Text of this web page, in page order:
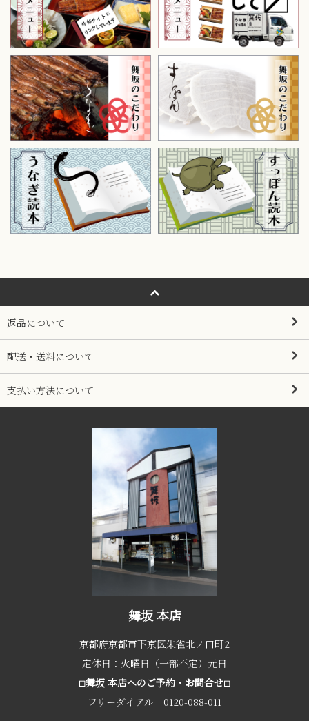
返品について
配送・送料について
支払い方法について
舞坂 本店
京都府京都市下京区朱雀北ノ口町2
定休日：火曜日（一部不定）元日
□舞坂 本店へのご予約・お問合せ□
フリーダイアル 0120-088-011